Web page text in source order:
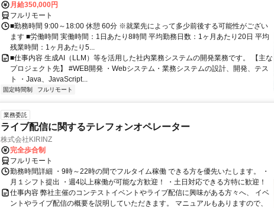
月給350,000円
フルリモート
■勤務時間 9:00～18:00 休憩 60分 ※就業先によって多少前後する可能性がござい
ます ■労働時間 実働時間：1日あたり8時間 平均勤務日数：1ヶ月あたり20日 平均
残業時間：1ヶ月あたり5...
■仕事内容 生成AI（LLM）等を活用した社内業務システムの開発業務です。 【主な
プロジェクト先】 #WEB開発 ・Webシステム・業務システムの設計、開発、テス
ト ・Java、JavaScript...
固定時間制 フルリモート
業務委託
ライブ配信に関するテレフォンオペレーター
株式会社KIRINZ
完全歩合制
フルリモート
勤務時間詳細 ・9時～22時の間でフルタイム稼働 できる方を優先いたします。 ・
月１シフト提出 ・週4以上稼働が可能な方歓迎！ ・土日対応できる方特に歓迎！
仕事内容 弊社主催のコンテストイベントやライブ配信に興味がある方々へ、 イベ
ントやライブ配信の概要を説明していただきます。 マニュアルもありますので、